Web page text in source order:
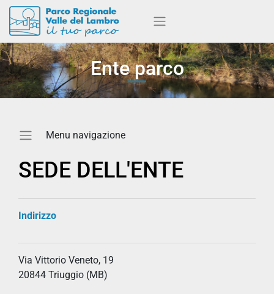
Ente parco
SEDE DELL'ENTE
Indirizzo
Via Vittorio Veneto, 19
20844 Triuggio (MB)